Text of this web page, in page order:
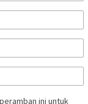
ini untuk